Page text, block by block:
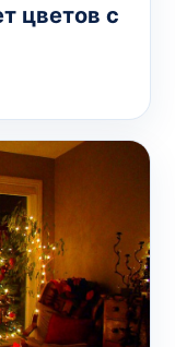
цветов с